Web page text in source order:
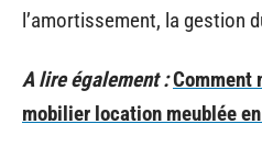
l’amortissement, la gestion
A lire également :Comment
mobilier location meublée